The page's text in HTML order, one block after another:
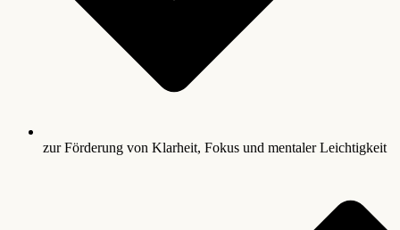
zur Förderung von Klarheit, Fokus und mentaler Leichtigkeit